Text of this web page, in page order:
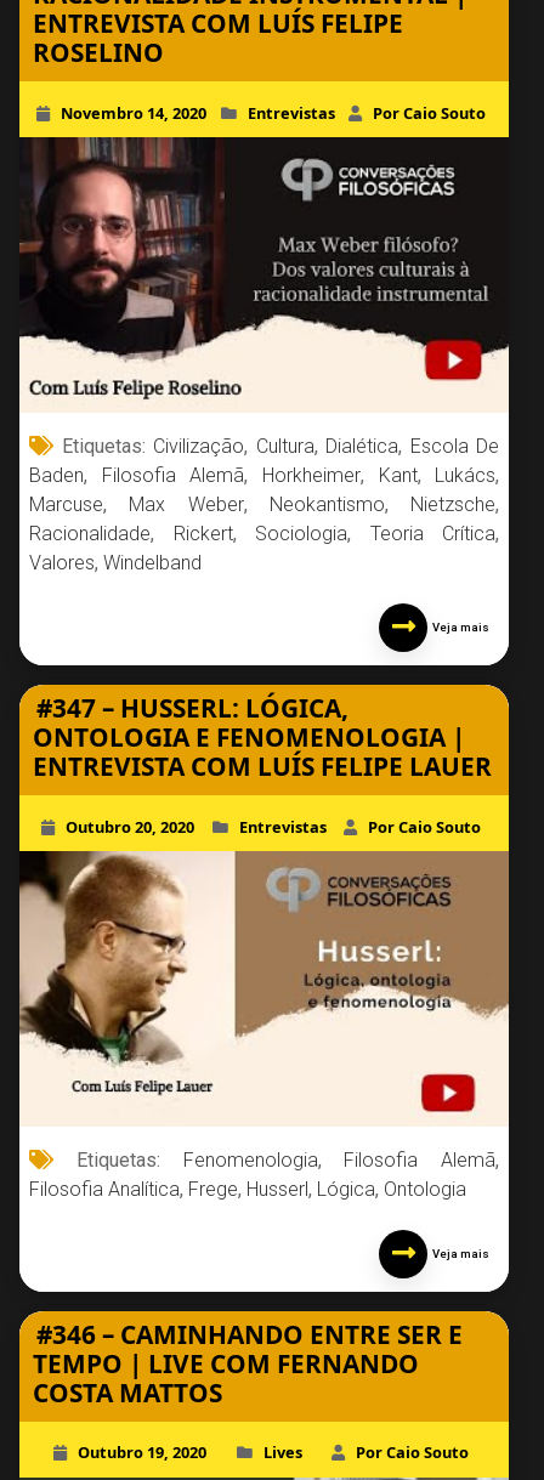
ENTREVISTA COM LUÍS FELIPE
ROSELINO
Novembro 14, 2020 Entrevistas Por Caio Souto
Etiquetas: Civilização, Cultura, Dialética, Escola De
Baden, Filosofia Alemã, Horkheimer, Kant, Lukács,
Marcuse, Max Weber, Neokantismo, Nietzsche,
Racionalidade, Rickert, Sociologia, Teoria Crítica,
Valores, Windelband
Veja mais
#347 – HUSSERL: LÓGICA,
ONTOLOGIA E FENOMENOLOGIA |
ENTREVISTA COM LUÍS FELIPE LAUER
Outubro 20, 2020 Entrevistas Por Caio Souto
Etiquetas: Fenomenologia, Filosofia Alemã,
Filosofia Analítica, Frege, Husserl, Lógica, Ontologia
Veja mais
#346 – CAMINHANDO ENTRE SER E
TEMPO | LIVE COM FERNANDO
COSTA MATTOS
Outubro 19, 2020 Lives Por Caio Souto